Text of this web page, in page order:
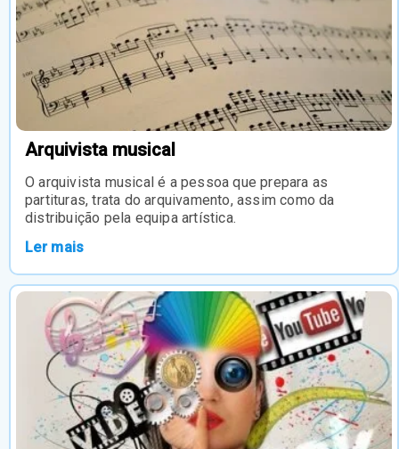
Arquivista musical
O arquivista musical é a pessoa que prepara as
partituras, trata do arquivamento, assim como da
distribuição pela equipa artística.
Ler mais